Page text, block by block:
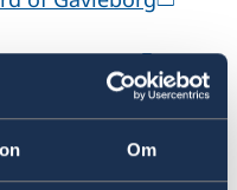
Om
of Halland